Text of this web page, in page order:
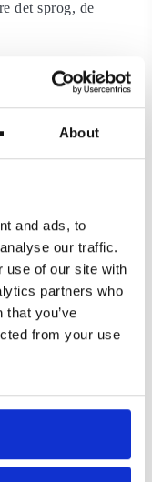
About
and ads, to
our traffic.
use of our site with
partners who
you’ve
from your use
det sprog, de
såsom
gratis Duolingo-
og ikke
PR-
er, når man
AI til at give
Det gør det
anbefaler, at du
også
som
det sprog, du
på